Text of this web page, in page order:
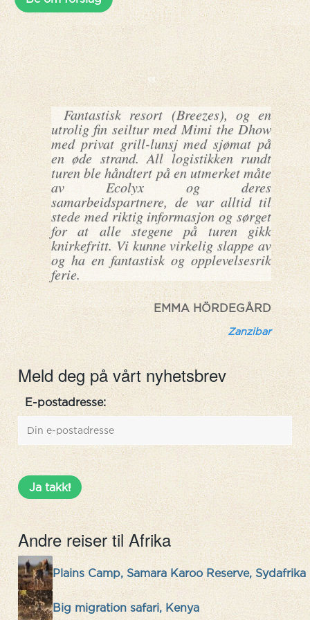
Meld deg på vårt nyhetsbrev
E-postadresse:
Andre reiser til Afrika
Plains Camp, Samara Karoo Reserve, Sydafrika
Big migration safari, Kenya